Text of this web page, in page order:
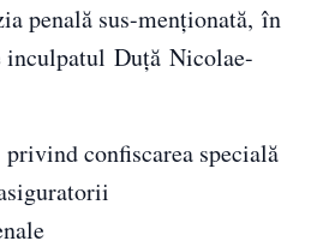
penală sus-menţionată, în
inculpatul Duţă Nicolae-
confiscarea specială